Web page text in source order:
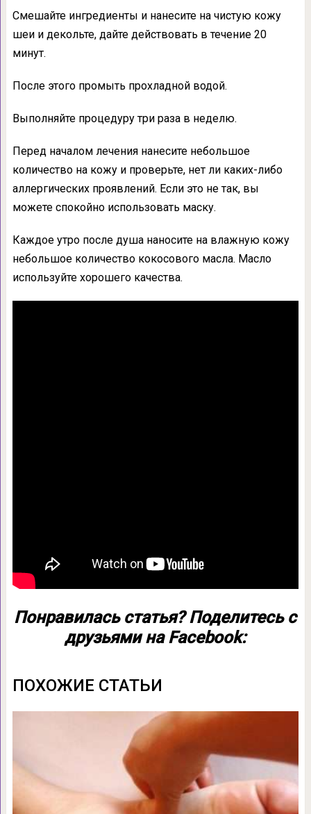
Смешайте ингредиенты и нанесите на чистую кожу
шеи и декольте, дайте действовать в течение 20
минут.
После этого промыть прохладной водой.
Выполняйте процедуру три раза в неделю.
Перед началом лечения нанесите небольшое
количество на кожу и проверьте, нет ли каких-либо
аллергических проявлений. Если это не так, вы
можете спокойно использовать маску.
Каждое утро после душа наносите на влажную кожу
небольшое количество кокосового масла. Масло
используйте хорошего качества.
Понравилась статья? Поделитесь с
друзьями на Facebook:
ПОХОЖИЕ СТАТЬИ